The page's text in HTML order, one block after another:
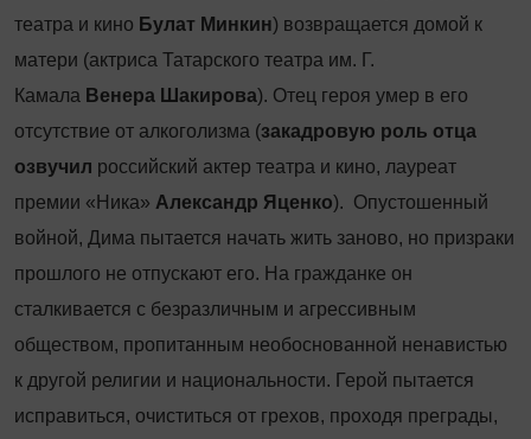
театра и кино Булат Минкин) возвращается домой к
матери (актриса Татарского театра им. Г.
Камала Венера Шакирова). Отец героя умер в его
отсутствие от алкоголизма (закадровую роль отца
озвучил российский актер театра и кино, лауреат
премии «Ника» Александр Яценко). Опустошенный
войной, Дима пытается начать жить заново, но призраки
прошлого не отпускают его. На гражданке он
сталкивается с безразличным и агрессивным
обществом, пропитанным необоснованной ненавистью
к другой религии и национальности. Герой пытается
исправиться, очиститься от грехов, проходя преграды,